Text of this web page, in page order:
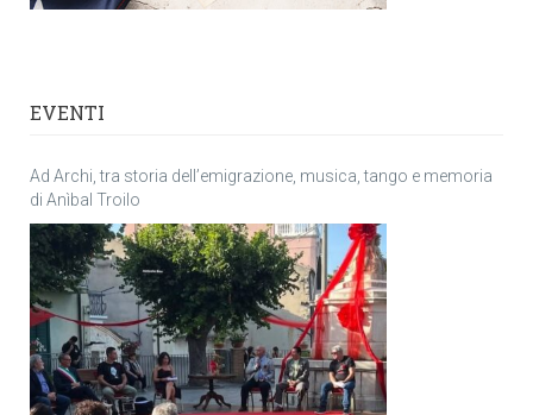
EVENTI
Ad Archi, tra storia dell’emigrazione, musica, tango e memoria
di Anìbal Troilo